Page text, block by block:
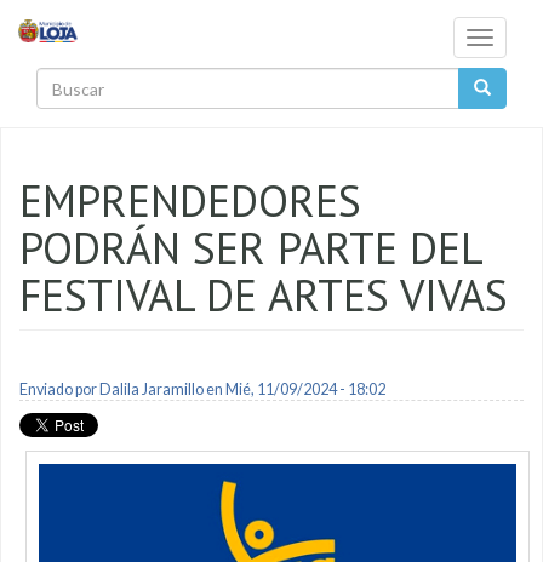
Toggle
EMPRENDEDORES
PODRÁN SER PARTE DEL
FESTIVAL DE ARTES VIVAS
Enviado por Dalila Jaramilloen Mié, 11/09/2024 - 18:02